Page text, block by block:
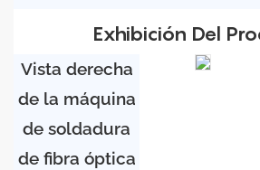
Exhibición Del
Vista derecha
de la máquina
de soldadura
de fibra óptica